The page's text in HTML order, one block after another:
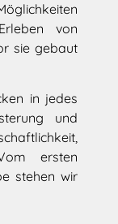
von
sie gebaut
in jedes
und
ersten
stehen wir